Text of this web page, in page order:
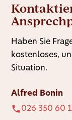
Haben Sie
kostenloses,
Situation.
Alfred Bonin
026 350 60